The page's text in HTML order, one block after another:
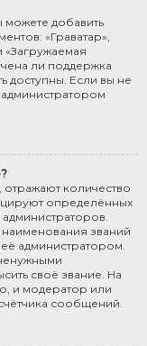
можете добавить
«Граватар»,
«Загружаемая
ли поддержка
доступны. Если вы не
администратором
количество
определённых
званий
администратором.
своё звание. На
и модератор или
сообщений.